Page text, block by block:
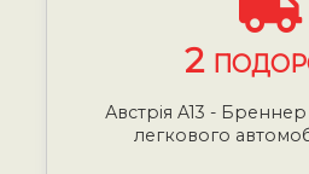
2
Австрія A13 -
легкового